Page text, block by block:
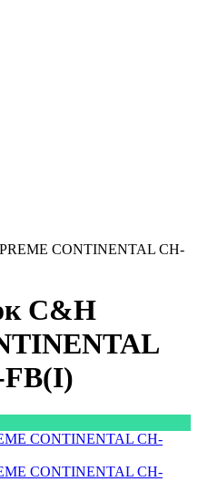
CONTINENTAL CH-
C&H